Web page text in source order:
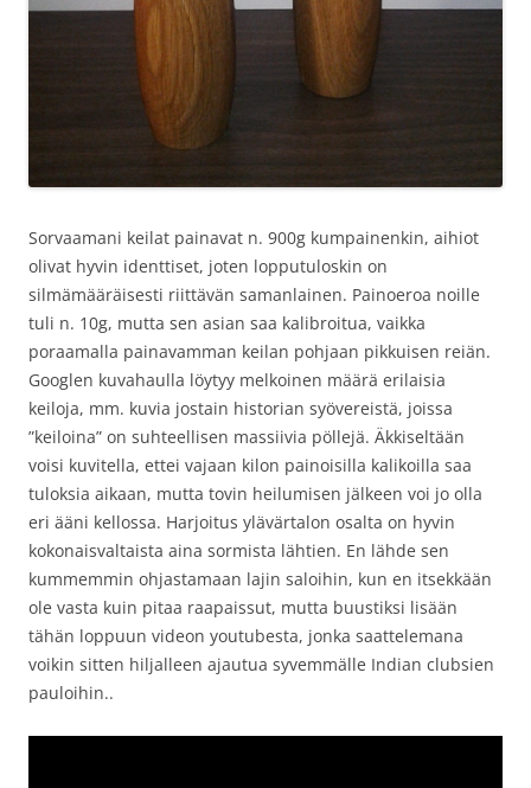
Sorvaamani keilat painavat n. 900g kumpainenkin, aihiot
olivat hyvin identtiset, joten lopputuloskin on
silmämääräisesti riittävän samanlainen. Painoeroa noille
tuli n. 10g, mutta sen asian saa kalibroitua, vaikka
poraamalla painavamman keilan pohjaan pikkuisen reiän.
Googlen kuvahaulla löytyy melkoinen määrä erilaisia
keiloja, mm. kuvia jostain historian syövereistä, joissa
”keiloina” on suhteellisen massiivia pöllejä. Äkkiseltään
voisi kuvitella, ettei vajaan kilon painoisilla kalikoilla saa
tuloksia aikaan, mutta tovin heilumisen jälkeen voi jo olla
eri ääni kellossa. Harjoitus ylävärtalon osalta on hyvin
kokonaisvaltaista aina sormista lähtien. En lähde sen
kummemmin ohjastamaan lajin saloihin, kun en itsekkään
ole vasta kuin pitaa raapaissut, mutta buustiksi lisään
tähän loppuun videon youtubesta, jonka saattelemana
voikin sitten hiljalleen ajautua syvemmälle Indian clubsien
pauloihin..